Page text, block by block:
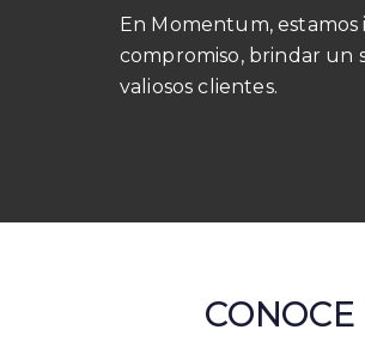
En Momentum,
compromiso, brindar un
valiosos clientes.